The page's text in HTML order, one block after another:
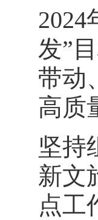
2024
发”
带动
高质
坚持
新文
点工